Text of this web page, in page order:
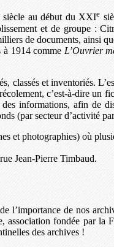
siècle au début du XXIe
et de groupe :
de documents, ainsi
à 1914 comme L’Ouvrier
classés et inventoriés.
c’est-à-dire
informations, afin de
(par secteur d’activité
et photographies) où
Jean-Pierre Timbaud.
de nos
association fondée par
des archives !